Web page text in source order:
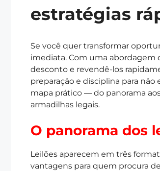
estratégias
Se você quer transformar
imediata. Com uma abordagem
desconto e revendê-los
preparação e disciplina para
mapa prático — do panorama
armadilhas legais.
O panorama dos
Leilões aparecem em três
vantagens para quem procura